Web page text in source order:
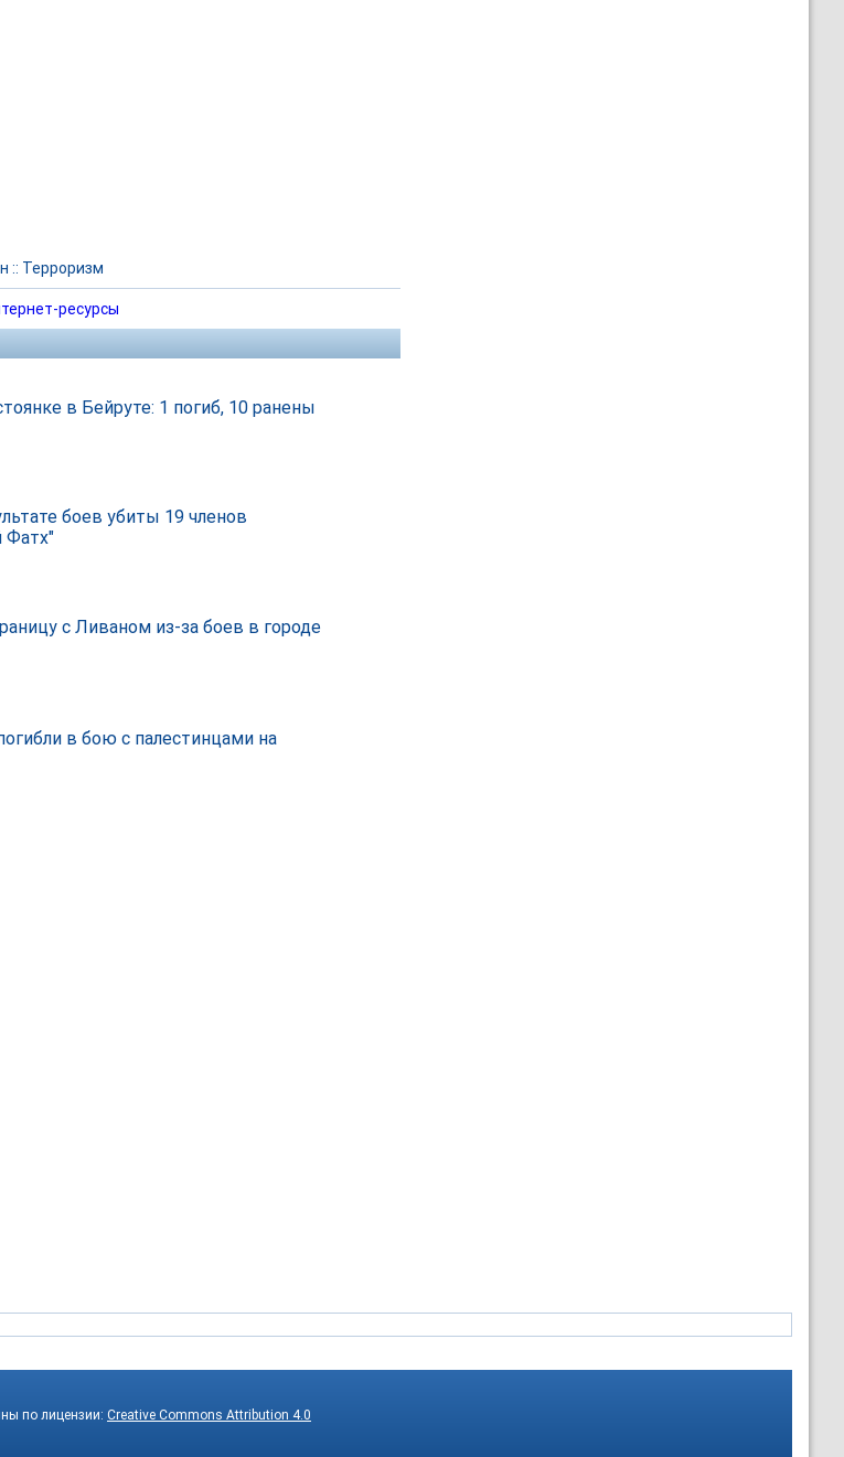
:: Терроризм
ресурсы
в Бейруте: 1 погиб, 10 ранены
боев убиты 19 членов
Фатх"
с Ливаном из-за боев в городе
в бою с палестинцами на
по лицензии: Creative Commons Attribution 4.0